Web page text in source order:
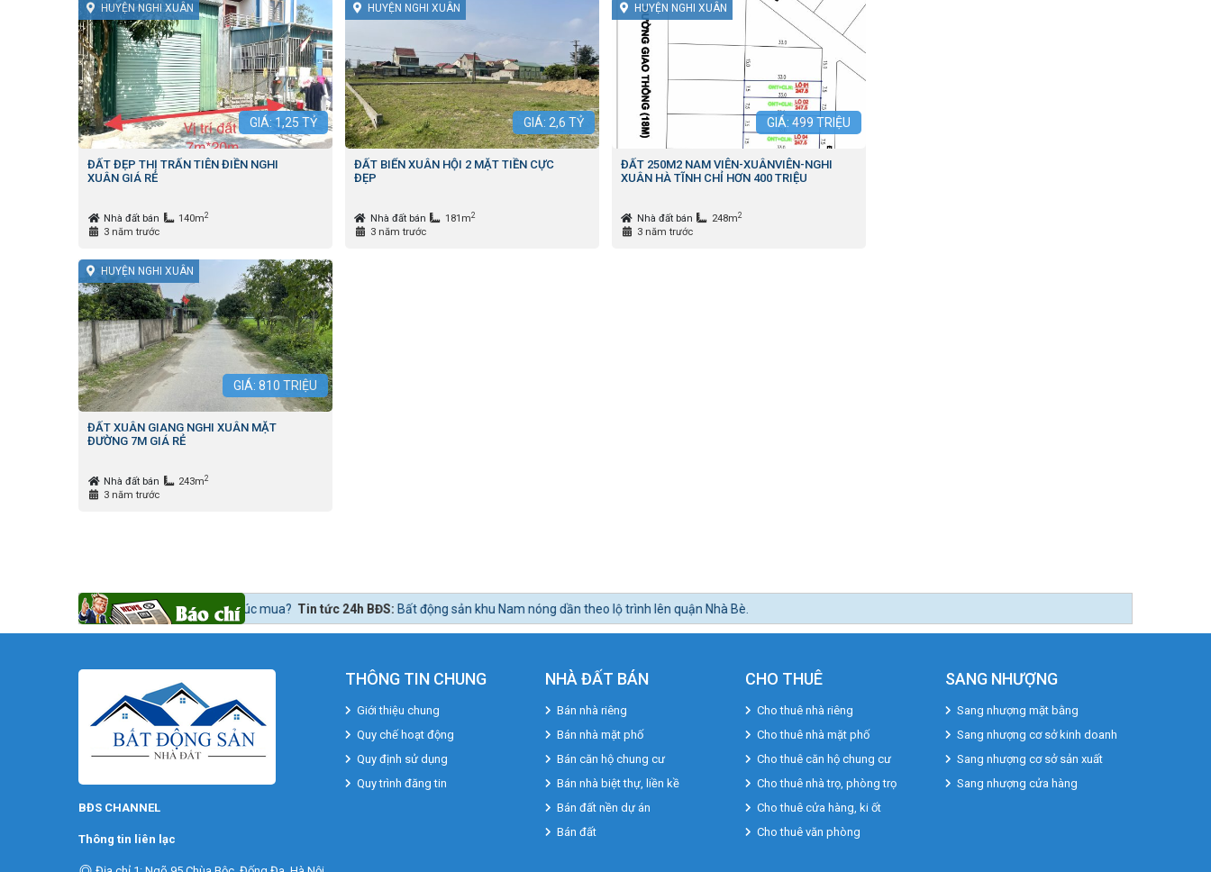
HUYỆN NGHI XUÂN
GIÁ: 1,25 TỶ
ĐẤT ĐẸP THỊ TRẤN TIÊN ĐIỀN NGHI
XUÂN GIÁ RẺ
Nhà đất bán 140m2
3 năm trước
HUYỆN NGHI XUÂN
GIÁ: 2,6 TỶ
ĐẤT BIỂN XUÂN HỘI 2 MẶT TIỀN CỰC
ĐẸP
Nhà đất bán 181m2
3 năm trước
HUYỆN NGHI XUÂN
GIÁ: 499 TRIỆU
ĐẤT 250M2 NAM VIÊN-XUÂNVIÊN-NGHI
XUÂN HÀ TĨNH CHỈ HƠN 400 TRIỆU
Nhà đất bán 248m2
3 năm trước
HUYỆN NGHI XUÂN
GIÁ: 810 TRIỆU
ĐẤT XUÂN GIANG NGHI XUÂN MẶT
ĐƯỜNG 7M GIÁ RẺ
Nhà đất bán 243m2
3 năm trước
sản lời ngay lúc mua? Tin tức 24h BĐS: Bất động sản khu Nam nóng dần theo lộ trình lên quận Nhà Bè.
BĐS CHANNEL
Thông tin liên lạc
THÔNG TIN CHUNG
Giới thiệu chung
Quy chế hoạt động
Quy định sử dụng
Quy trình đăng tin
NHÀ ĐẤT BÁN
Bán nhà riêng
Bán nhà mặt phố
Bán căn hộ chung cư
Bán nhà biệt thự, liền kề
Bán đất nền dự án
Bán đất
CHO THUÊ
Cho thuê nhà riêng
Cho thuê nhà mặt phố
Cho thuê căn hộ chung cư
Cho thuê nhà trọ, phòng trọ
Cho thuê cửa hàng, ki ốt
Cho thuê văn phòng
SANG NHƯỢNG
Sang nhượng mặt bằng
Sang nhượng cơ sở kinh doanh
Sang nhượng cơ sở sản xuất
Sang nhượng cửa hàng